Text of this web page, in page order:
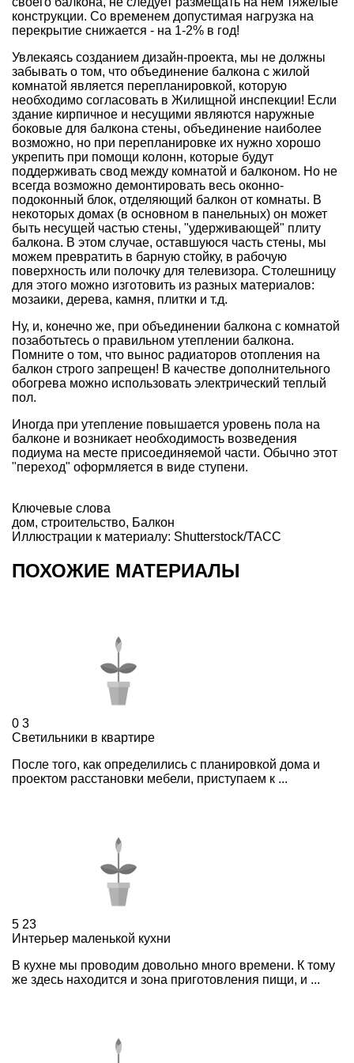
конструкции. Со временем допустимая нагрузка на
перекрытие снижается - на 1-2% в год!
Увлекаясь созданием дизайн-проекта, мы не должны
забывать о том, что объединение балкона с жилой
комнатой является перепланировкой, которую
необходимо согласовать в Жилищной инспекции! Если
здание кирпичное и несущими являются наружные
боковые для балкона стены, объединение наиболее
возможно, но при перепланировке их нужно хорошо
укрепить при помощи колонн, которые будут
поддерживать свод между комнатой и балконом. Но не
всегда возможно демонтировать весь оконно-
подоконный блок, отделяющий балкон от комнаты. В
некоторых домах (в основном в панельных) он может
быть несущей частью стены, "удерживающей" плиту
балкона. В этом случае, оставшуюся часть стены, мы
можем превратить в барную стойку, в рабочую
поверхность или полочку для телевизора. Столешницу
для этого можно изготовить из разных материалов:
мозаики, дерева, камня, плитки и т.д.
Ну, и, конечно же, при объединении балкона с комнатой
позаботьтесь о правильном утеплении балкона.
Помните о том, что вынос радиаторов отопления на
балкон строго запрещен! В качестве дополнительного
обогрева можно использовать электрический теплый
пол.
Иногда при утепление повышается уровень пола на
балконе и возникает необходимость возведения
подиума на месте присоединяемой части. Обычно этот
"переход" оформляется в виде ступени.
Ключевые слова
дом, строительство, Балкон
Иллюстрации к материалу: Shutterstock/ТАСС
ПОХОЖИЕ МАТЕРИАЛЫ
0 3
Светильники в квартире
После того, как определились с планировкой дома и
проектом расстановки мебели, приступаем к ...
5 23
Интерьер маленькой кухни
В кухне мы проводим довольно много времени. К тому
же здесь находится и зона приготовления пищи, и ...